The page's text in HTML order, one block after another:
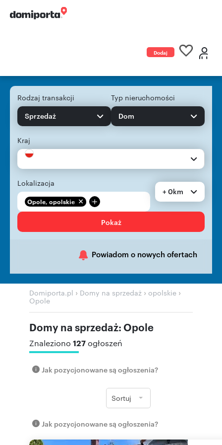
Dodaj
Rodzaj transakcji
Sprzedaż
Typ nieruchomości
Dom
Kraj
Lokalizacja
Opole, opolskie +
+ 0km
Pokaż
Powiadom o nowych ofertach
Domiporta.pl › Domy na sprzedaż › opolskie ›
Opole
Domy na sprzedaż: Opole
Znaleziono 127ogłoszeń
Jak pozycjonowane są ogłoszenia?
Sortuj
Jak pozycjonowane są ogłoszenia?